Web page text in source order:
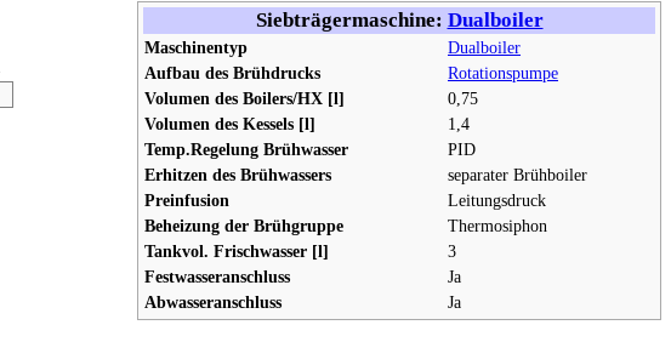
Siebträgermaschine: Dualboiler
Maschinentyp
Dualboiler
Aufbau des Brühdrucks
Rotationspumpe
Volumen des Boilers/HX [l]
0,75
Volumen des Kessels [l]
1,4
Temp.Regelung Brühwasser
PID
Erhitzen des Brühwassers
separater Brühboiler
Preinfusion
Leitungsdruck
Beheizung der Brühgruppe
Thermosiphon
Tankvol. Frischwasser [l]
3
Festwasseranschluss
Ja
Abwasseranschluss
Ja